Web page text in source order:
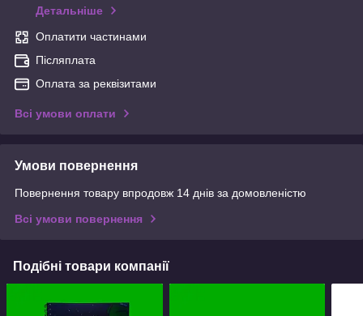
Детальніше
Оплатити частинами
Післяплата
Оплата за реквізитами
Всі умови оплати
Умови повернення
Повернення товару впродовж 14 днів за домовленістю
Всі умови повернення
Подібні товари компанії